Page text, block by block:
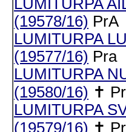
LUMITURPA
(19578/16) PrA
LUMITURPA
(19577/16) Pra
LUMITURPA
(19580/16) ✝
LUMITURPA
(19579/16) ✝